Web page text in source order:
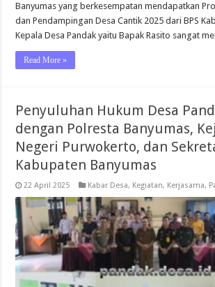
Banyumas yang berkesempatan mendapatkan
dan Pendampingan Desa Cantik 2025 dari BPS
Kepala Desa Pandak yaitu Bapak Rasito sangat
Read More »
Penyuluhan Hukum Desa
dengan Polresta Banyumas,
Negeri Purwokerto, dan
Kabupaten Banyumas
22 April 2025 Kabar Desa, Kegiatan, Kerjasama,